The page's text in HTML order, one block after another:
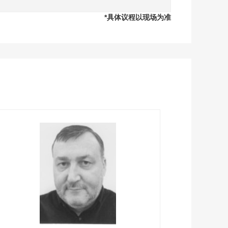
*具体议程以现场为准